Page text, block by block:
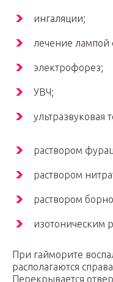
ингаляции;
лечение лампой
электрофорез;
УВЧ;
ультразвуковая
раствором
раствором
раствором
изотоническим
При гайморите
располагаются
Перекрывается